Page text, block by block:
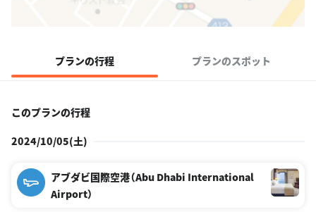
プランの行程 プランのスポット
このプランの行程
2024/10/05(土)
アブダビ国際空港（Abu Dhabi International
Airport）